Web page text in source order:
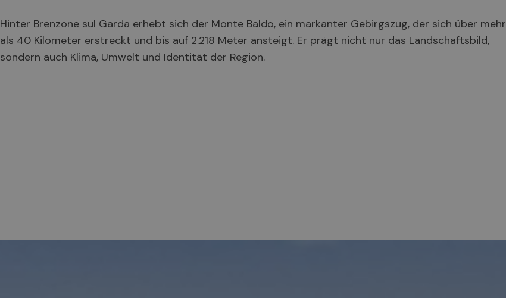
Hinter Brenzone sul Garda erhebt sich der Monte Baldo, ein markanter Gebirgszug, der sich über mehr
als 40 Kilometer erstreckt und bis auf 2.218 Meter ansteigt. Er prägt nicht nur das Landschaftsbild,
sondern auch Klima, Umwelt und Identität der Region.